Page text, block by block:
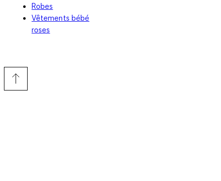
Robes
Vêtements bébé
roses